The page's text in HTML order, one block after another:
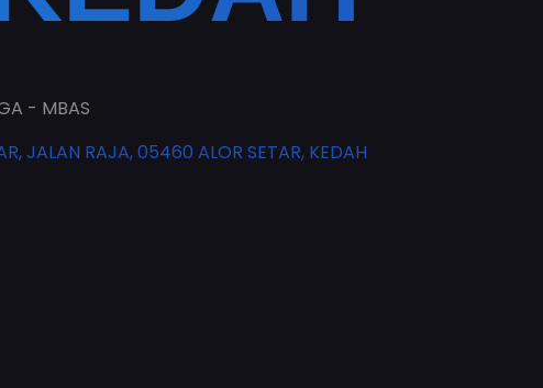
- MBAS
JALAN RAJA, 05460 ALOR SETAR, KEDAH